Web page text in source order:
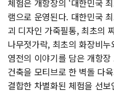
체험은 개항장의 ‘대한민국
램으로 운영된다. 대한민국
괴 디자인 가죽필통, 최초의
나무젓가락, 최초의 화장비
염전의 이야기를 담은 개항
건축을 모티브로 한 벽돌 다
결합한 차별화된 체험을 선보